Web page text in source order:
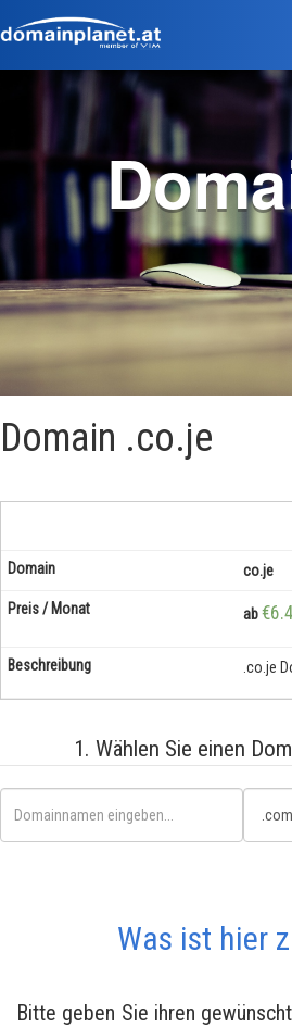
Domain .co.je
co.je
ab
.co.je
1. Wählen Sie einen
Was ist hier
Bitte geben Sie ihren